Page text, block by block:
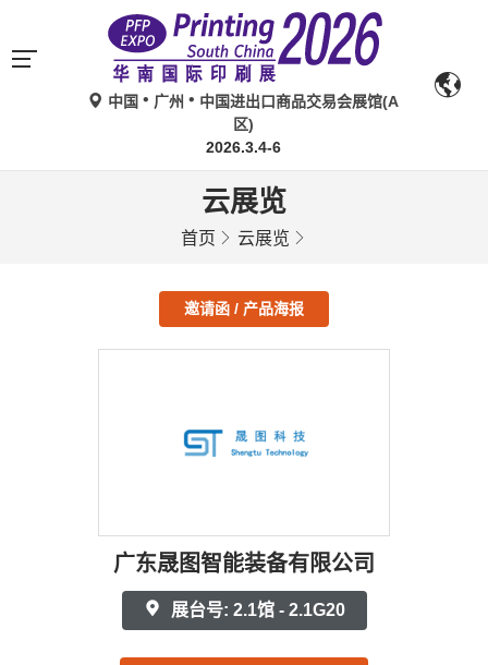
中国 广州
中国进出口商品交易会展馆(A
区)
2026.3.4-6
云展览
首页 云展览
邀请函 / 产品海报
广东晟图智能装备有限公司
展台号: 2.1馆 - 2.1G20